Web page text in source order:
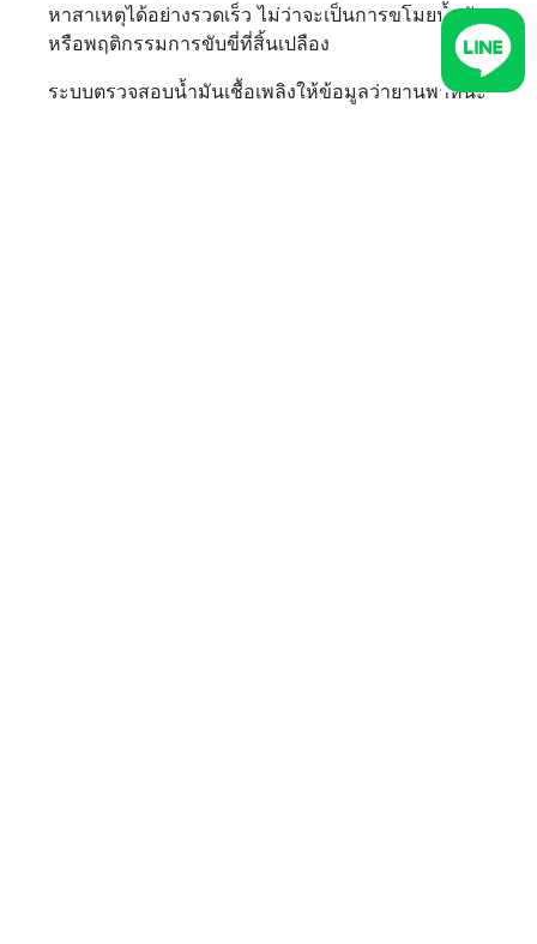
หาสาเหตุได้อย่างรวดเร็ว ไม่ว่าจะเป็นการขโมยน้ำมัน
หรือพฤติกรรมการขับขี่ที่สิ้นเปลือง
ระบบตรวจสอบน้ำมันเชื้อเพลิงให้ข้อมูลว่ายานพาหนะ